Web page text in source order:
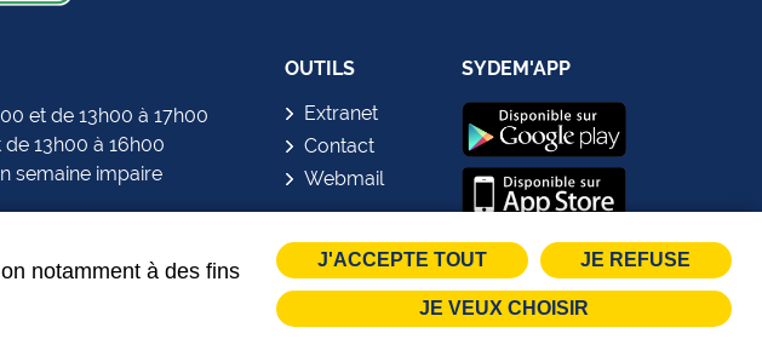
notamment à des fins
J'ACCEPTE TOUT JE REFUSE
JE VEUX CHOISIR
et de 13h00 à 17h00
13h00 à 16h00
semaine impaire
OUTILS
Extranet
Contact
Webmail
SYDEM'APP